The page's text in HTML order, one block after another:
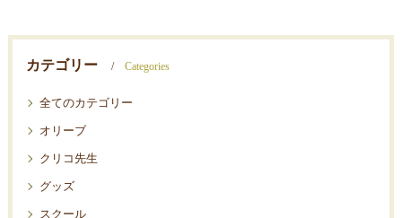
カテゴリー Categories
全てのカテゴリー
オリーブ
クリコ先生
グッズ
スクール